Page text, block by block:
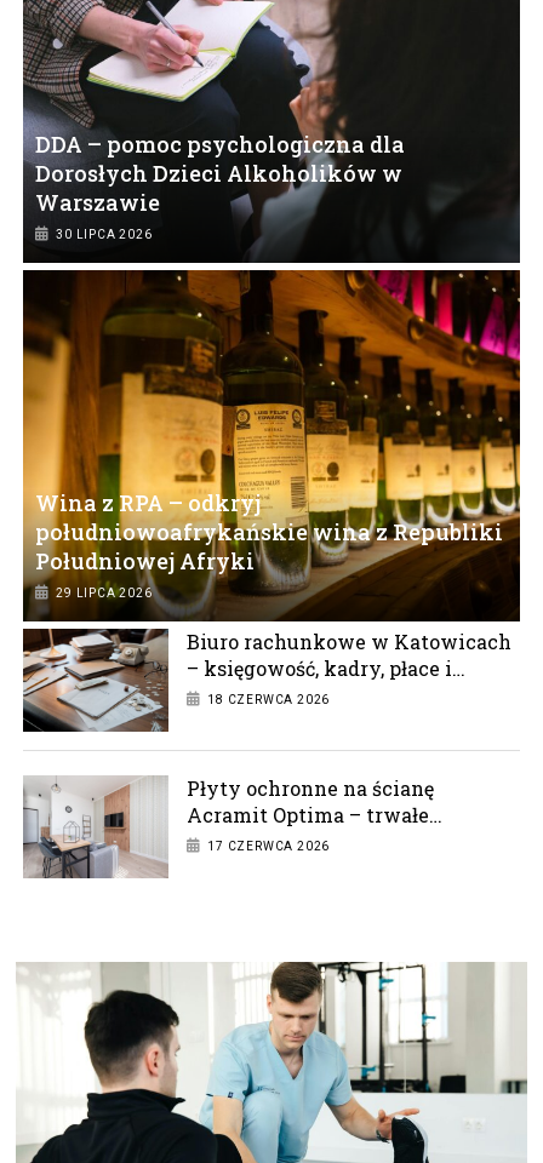
DDA – pomoc psychologiczna dla
Dorosłych Dzieci Alkoholików w
Warszawie
30 LIPCA 2026
Wina z RPA – odkryj
południowoafrykańskie wina z Republiki
Południowej Afryki
29 LIPCA 2026
Biuro rachunkowe w Katowicach
– księgowość, kadry, płace i
doradztwo podatkowe
18 CZERWCA 2026
Płyty ochronne na ścianę
Acramit Optima – trwałe
zabezpieczenie w każdym
17 CZERWCA 2026